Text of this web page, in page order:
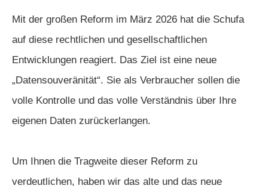
Mit der großen Reform im März 2026 hat die Schufa
auf diese rechtlichen und gesellschaftlichen
Entwicklungen reagiert. Das Ziel ist eine neue
„Datensouveränität“. Sie als Verbraucher sollen die
volle Kontrolle und das volle Verständnis über Ihre
eigenen Daten zurückerlangen.
Um Ihnen die Tragweite dieser Reform zu
verdeutlichen, haben wir das alte und das neue